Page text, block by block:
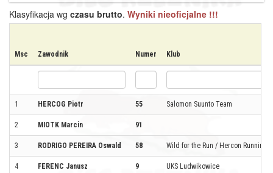
Klasyfikacja wg czasu brutto. Wyniki nieoficjalne !!!
Msc Zawodnik Numer Klub
1 HERCOG Piotr 55 Salomon Suunto Team
2 MIOTK Marcin 91
3 RODRIGO PEREIRA Oswald 58 Wild for the Run / Hercon Running
4 FERENC Janusz 9 UKS Ludwikowice